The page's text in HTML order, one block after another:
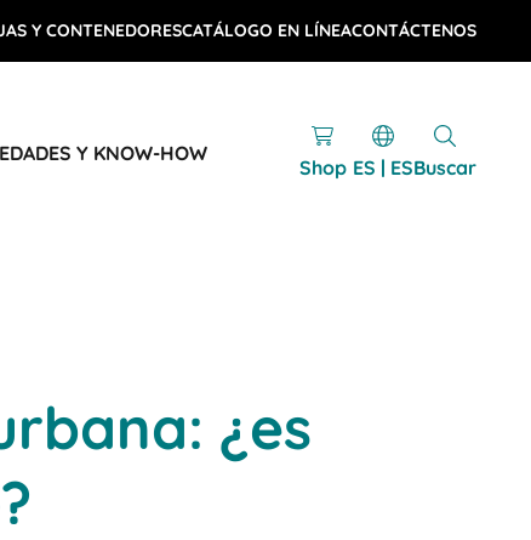
Y CONTENEDORESCATÁLOGO EN LÍNEACONTÁCTENOS
Y KNOW-HOW
Shop ES | ESBuscar
¿es